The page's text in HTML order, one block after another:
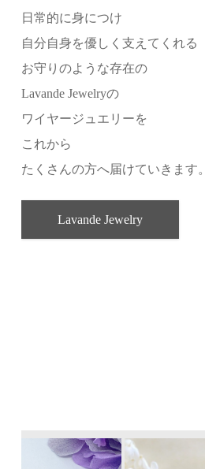
日常的に身につけ
自分自身を優しく支えてくれる
お守りのような存在の
Lavande Jewelryの
ワイヤージュエリーを
これから
たくさんの方へ届けていきます。
Lavande Jewelry